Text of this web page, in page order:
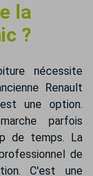
la
?
nécessite
Renault
une option.
parfois
de temps. La
de
C'est une